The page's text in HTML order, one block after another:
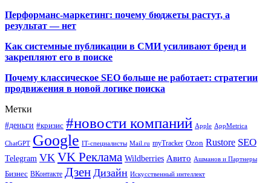
Перформанс-маркетинг: почему бюджеты растут, а
результат — нет
Как системные публикации в СМИ усиливают бренд и
закрепляют его в поиске
Почему классическое SEO больше не работает: стратегии
продвижения в новой логике поиска
Метки
#деньги #кризис #новости компаний Apple AppMetrica
ChatGPT Google IT-специалисты Mail.ru myTracker Ozon Rustore SEO
Telegram VK VK Реклама Wildberries Авито Ашманов и Партнеры
Бизнес ВКонтакте Дзен Дизайн Искусственный интеллект